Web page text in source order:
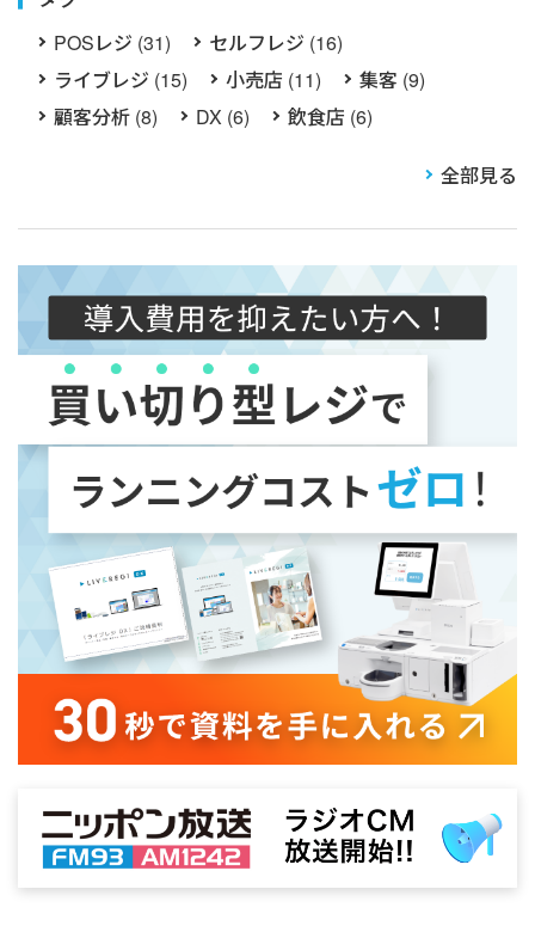
POSレジ (31)
セルフレジ (16)
ライブレジ (15)
小売店 (11)
集客 (9)
顧客分析 (8)
DX (6) 飲食店 (6)
全部見る